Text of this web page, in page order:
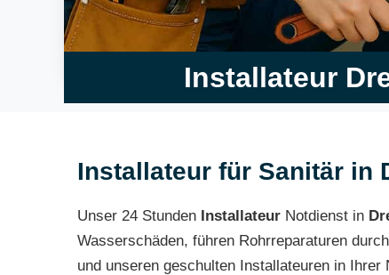
Installateur
Installateur für Sanitär in
Unser 24 Stunden Installateur Notdienst in
Wasserschäden, führen Rohrreparaturen
und unseren geschulten Installateuren in Ihrer